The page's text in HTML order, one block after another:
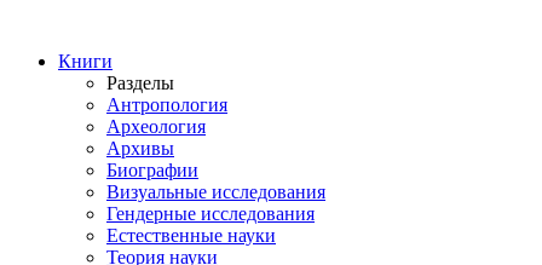
Книги
Разделы
Антропология
Археология
Архивы
Биографии
Визуальные исследования
Гендерные исследования
Естественные науки
Теория науки